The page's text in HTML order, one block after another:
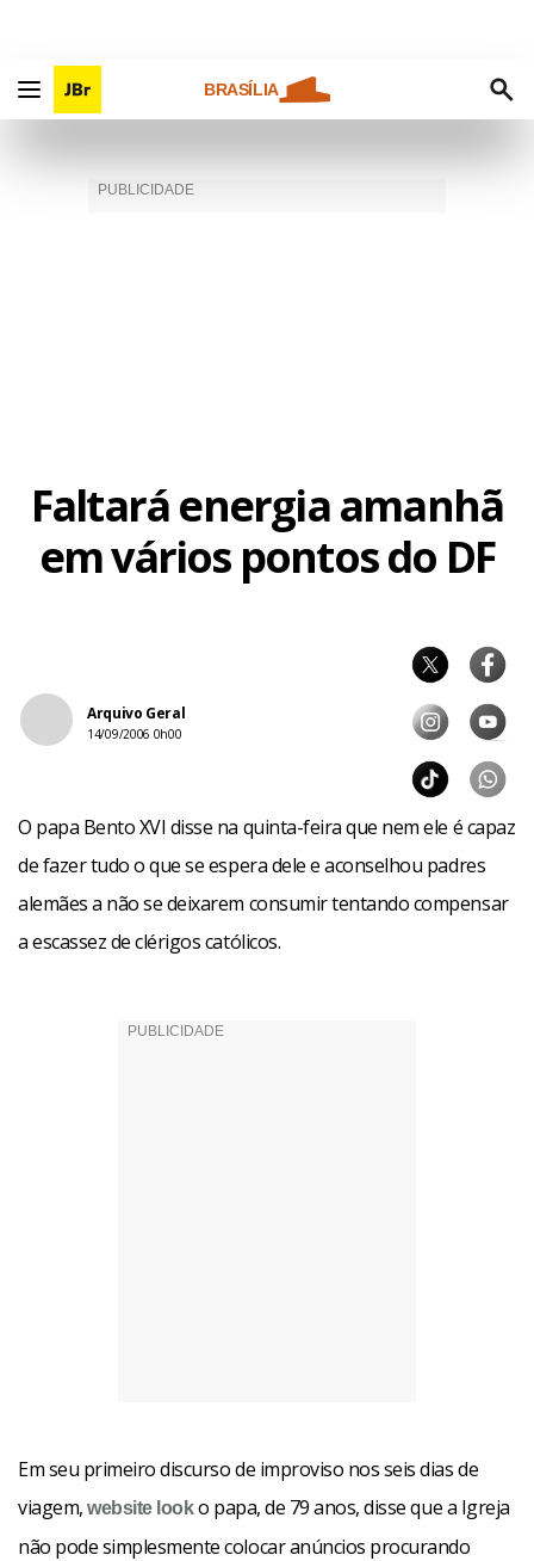
BRASÍLIA
Faltará energia amanhã
em vários pontos do DF
Arquivo Geral
14/09/2006 0h00
O papa Bento XVI disse na quinta-feira que nem ele é capaz
de fazer tudo o que se espera dele e aconselhou padres
alemães a não se deixarem consumir tentando compensar
a escassez de clérigos católicos.
Em seu primeiro discurso de improviso nos seis dias de
viagem,website looko papa, de 79 anos, disse que a Igreja
não pode simplesmente colocar anúncios procurando